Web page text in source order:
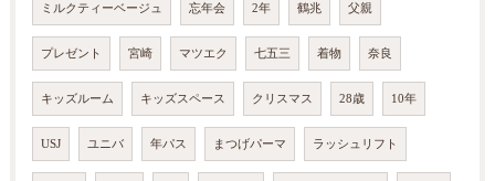
ミルクティーベージュ 忘年会 2年 鶴兆 父親
プレゼント 宮崎 マツエク 七五三 着物 奈良
キッズルーム キッズスペース クリスマス 28歳 10年
USJ ユニバ 年パス まつげパーマ ラッシュリフト